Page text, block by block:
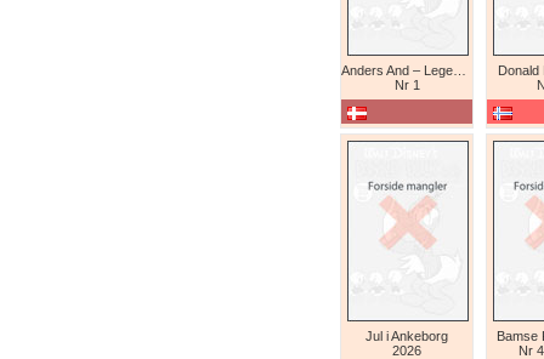
Nr 1
Donald
Jul i Ankeborg
2026
Bamse
Nr